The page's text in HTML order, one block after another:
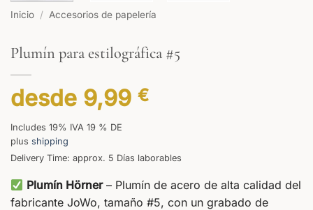
Inicio / Accesorios de papelería
Plumín para estilográfica #5
desde 9,99 €
Includes 19% IVA 19 % DE
plus shipping
Delivery Time: approx. 5 Días laborables
Plumín Hörner– Plumín de acero de alta calidad del
fabricante JoWo, tamaño #5, con un grabado de